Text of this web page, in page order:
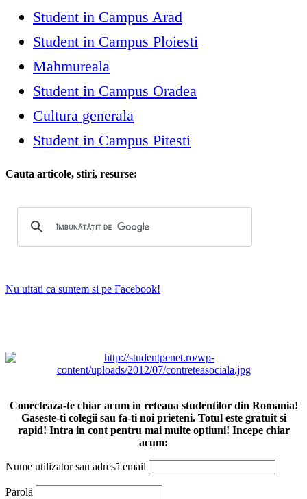
Student in Campus Arad
Student in Campus Ploiesti
Mahmureala
Student in Campus Oradea
Cultura generala
Student in Campus Pitesti
Cauta articole, stiri, resurse:
Nu uitati ca suntem si pe Facebook!
Conecteaza-te chiar acum in reteaua studentilor din Romania!
Gaseste-ti colegii sau fa-ti noi prieteni. Totul este gratuit si
rapid! Intra in cont pentru mai multe optiuni! Incepe chiar
acum:
Nume utilizator sau adresă email
Parolă